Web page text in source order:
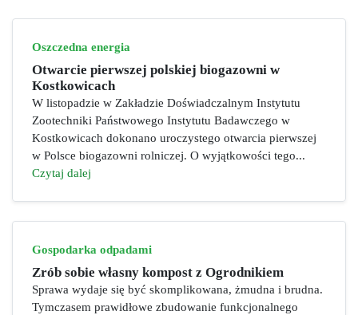
Oszczedna energia
Otwarcie pierwszej polskiej biogazowni w
Kostkowicach
W listopadzie w Zakładzie Doświadczalnym Instytutu
Zootechniki Państwowego Instytutu Badawczego w
Kostkowicach dokonano uroczystego otwarcia pierwszej
w Polsce biogazowni rolniczej. O wyjątkowości tego...
Czytaj dalej
Gospodarka odpadami
Zrób sobie własny kompost z Ogrodnikiem
Sprawa wydaje się być skomplikowana, żmudna i brudna.
Tymczasem prawidłowe zbudowanie funkcjonalnego